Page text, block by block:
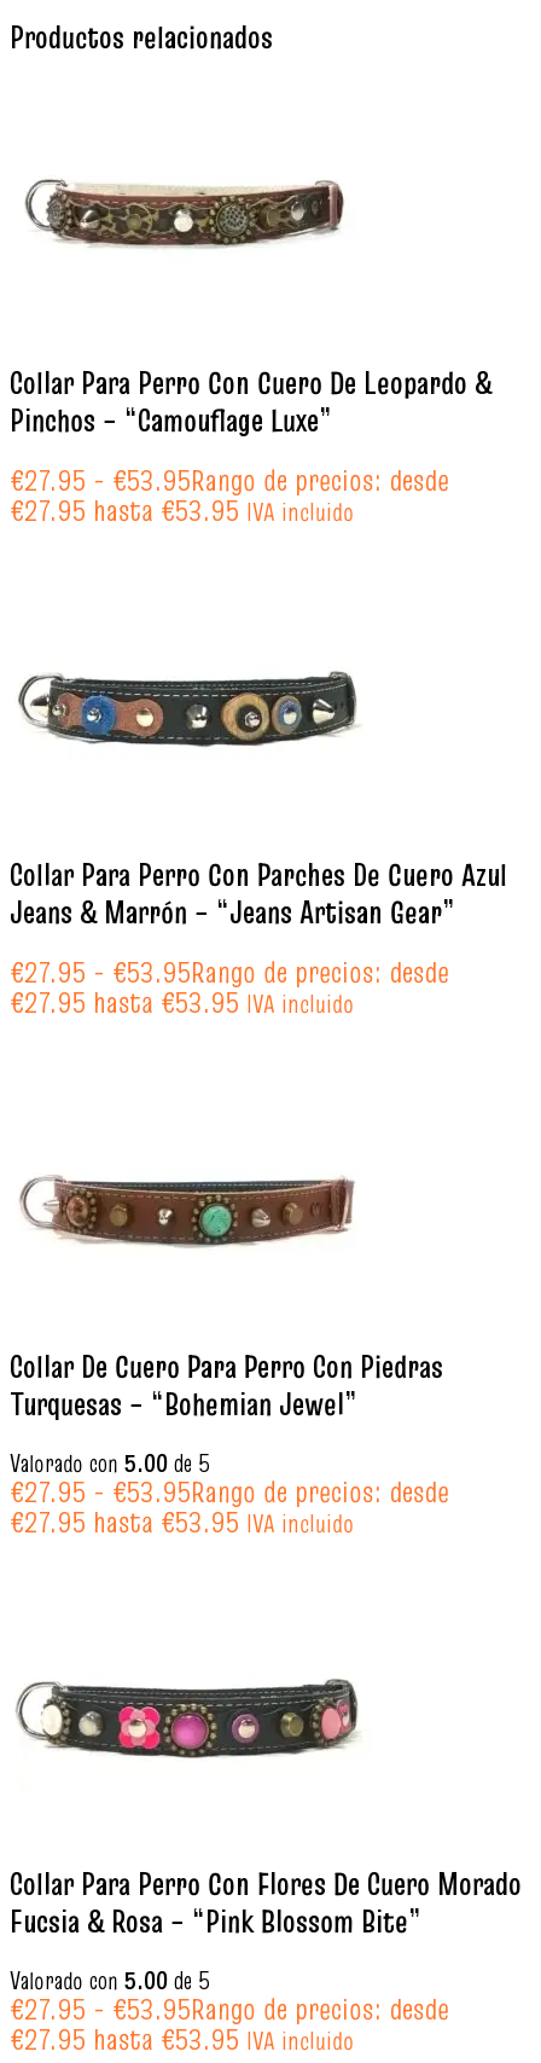
Productos relacionados
Collar Para Perro Con Cuero De Leopardo &
Pinchos – “Camouflage Luxe”
€27.95 - €53.95Rango de precios: desde
€27.95 hasta €53.95 IVA incluido
Collar Para Perro Con Parches De Cuero Azul
Jeans & Marrón – “Jeans Artisan Gear”
€27.95 - €53.95Rango de precios: desde
€27.95 hasta €53.95 IVA incluido
Collar De Cuero Para Perro Con Piedras
Turquesas – “Bohemian Jewel”
Valorado con 5.00de 5
€27.95 - €53.95Rango de precios: desde
€27.95 hasta €53.95 IVA incluido
Collar Para Perro Con Flores De Cuero Morado
Fucsia & Rosa – “Pink Blossom Bite”
Valorado con 5.00de 5
€27.95 - €53.95Rango de precios: desde
€27.95 hasta €53.95 IVA incluido